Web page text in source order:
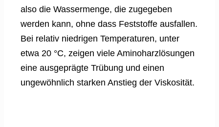
also die Wassermenge, die zugegeben
werden kann, ohne dass Feststoffe ausfallen.
Bei relativ niedrigen Temperaturen, unter
etwa 20 °C, zeigen viele Aminoharzlösungen
eine ausgeprägte Trübung und einen
ungewöhnlich starken Anstieg der Viskosität.